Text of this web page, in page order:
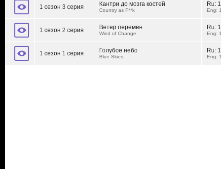
1 сезон 3 серия Кантри до мозга костей
Country as F**k
Ru:
Eng:
1 сезон 2 серия Ветер перемен
Wind of Change
Ru:
Eng:
1 сезон 1 серия Голубое небо
Blue Skies
Ru:
Eng: